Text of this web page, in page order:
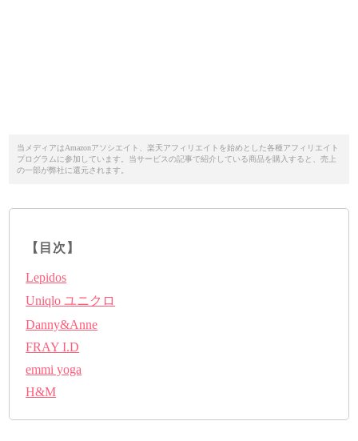
当メディアはAmazonアソシエイト、楽天アフィリエイトを始めとした各種アフィリエイト
プログラムに参加しています。当サービスの記事で紹介している商品を購入すると、売上
の一部が弊社に還元されます。
【目次】
Lepidos
Uniqlo ユニクロ
Danny&Anne
FRAY I.D
emmi yoga
H&M